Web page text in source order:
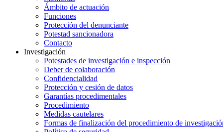
Ámbito de actuación
Funciones
Protección del denunciante
Potestad sancionadora
Contacto
Investigación
Potestades de investigación e inspección
Deber de colaboración
Confidencialidad
Protección y cesión de datos
Garantías procedimentales
Procedimiento
Medidas cautelares
Formas de finalización del procedimiento de